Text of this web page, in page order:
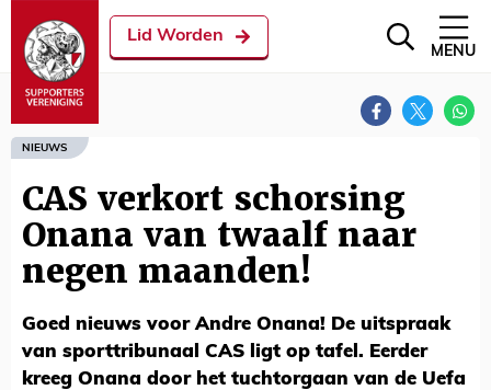
Lid Worden
MENU
NIEUWS
CAS verkort schorsing
Onana van twaalf naar
negen maanden!
Goed nieuws voor Andre Onana! De uitspraak
van sporttribunaal CAS ligt op tafel. Eerder
kreeg Onana door het tuchtorgaan van de Uefa